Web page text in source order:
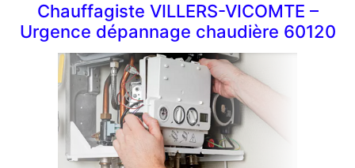
Chauffagiste VILLERS-VICOMTE –
Urgence dépannage chaudière 60120